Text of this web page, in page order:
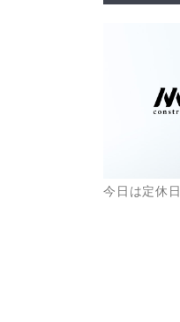
今日は定休日